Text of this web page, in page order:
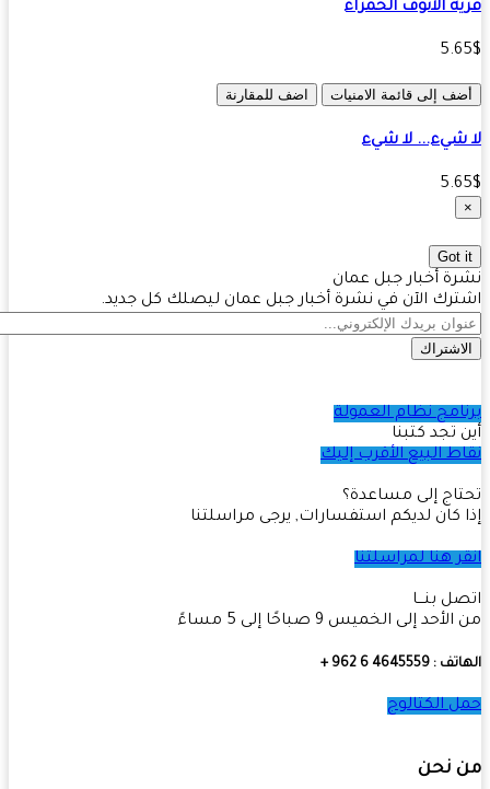
الانوف الحمراء
إلى قائمة الامنيات اضف للمقارنة
شيء... لا شيء
أخبار جبل عمان
الآن في نشرة أخبار جبل عمان ليصلك كل جديد.
نظام العمولة
تجد كتبنا
البيع الأقرب إليك
إلى مساعدة؟
كان لديكم استفسارات, يرجى مراسلتنا
هنا لمراسلتنا
بنـــا
إلى الخميس 9 صباحًا إلى 5 مساءً
6 962 +
الكتالوج
نحن